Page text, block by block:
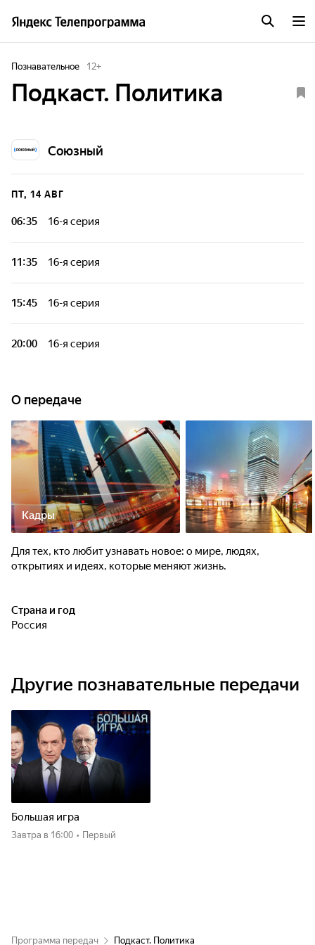
Познавательное 12+
Подкаст. Политика
Союзный
ПТ, 14 АВГ
06:35 16-я серия
11:35 16-я серия
15:45 16-я серия
20:00 16-я серия
О передаче
Кадры
Для тех, кто любит узнавать новое: о мире, людях,
открытиях и идеях, которые меняют жизнь.
Страна и год
Россия
Другие познавательные передачи
Большая игра
Завтра в 16:00 • Первый
Программа передач Подкаст. Политика